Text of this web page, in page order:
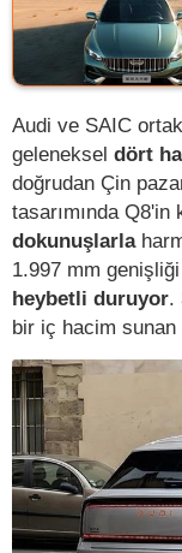
Audi ve SAIC
geleneksel dört
doğrudan Çin
tasarımında Q8'in
dokunuşlarla
1.997 mm
heybetli duruyor.
bir iç hacim sunan